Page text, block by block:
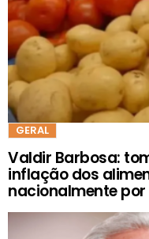
GERAL
Valdir Barbosa:
inflação dos
nacionalmente por